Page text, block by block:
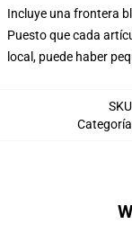
Incluye una frontera
Puesto que cada
local, puede haber
SKU